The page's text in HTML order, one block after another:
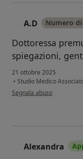
A.D Numero
Dottoressa
spiegazioni,
21 ottobre 2025
• Studio Medico
secondo l'opinione
Segnala abuso
Alexandra